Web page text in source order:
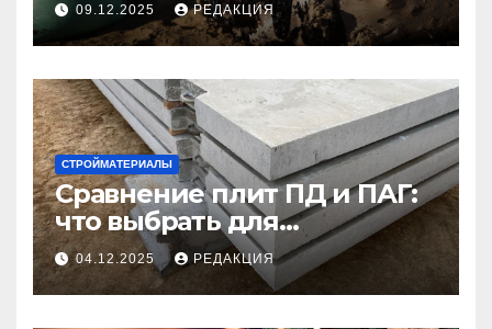
09.12.2025 РЕДАКЦИЯ
СТРОЙМАТЕРИАЛЫ
Сравнение плит ПД и ПАГ:
что выбрать для
долговечного и прочного
покрытия
04.12.2025 РЕДАКЦИЯ